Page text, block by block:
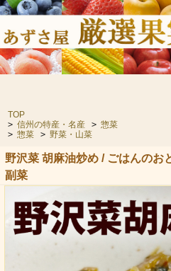
TOP
> 信州の特産・名産 > 惣菜
> 惣菜 > 野菜・山菜
野沢菜 胡麻油炒め / ごはんのお
副菜